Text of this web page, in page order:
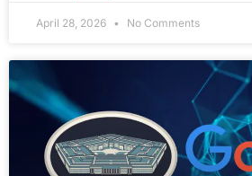
April 28, 2026 No Comments